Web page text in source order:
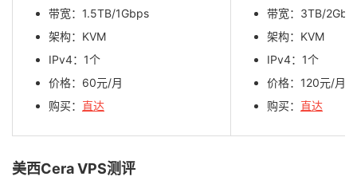
带宽：1.5TB/1Gbps
架构：KVM
IPv4：1个
价格：60元/月
购买： 直达
带宽：3TB/
架构：KVM
IPv4：1个
价格：120元/月
购买： 直达
美西Cera VPS测评